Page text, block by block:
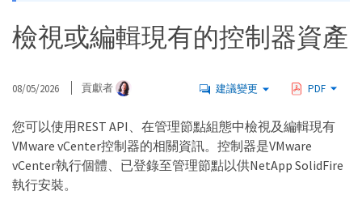
檢視或編輯現有的控制器資產
08/05/2026 貢獻者 建議變更 PDF
您可以使用REST API、在管理節點組態中檢視及編輯現有
VMware vCenter控制器的相關資訊。控制器是VMware
vCenter執行個體、已登錄至管理節點以供NetApp SolidFire
執行安裝。